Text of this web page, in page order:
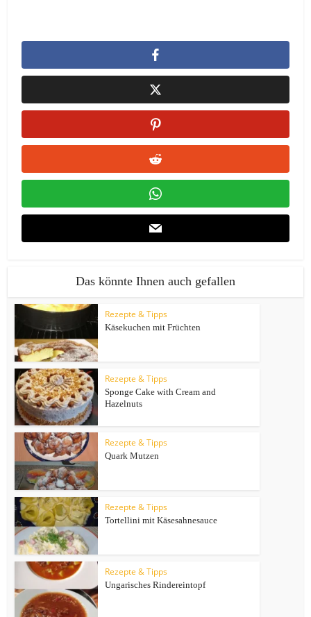
Das könnte Ihnen auch gefallen
Rezepte & Tipps
Käsekuchen mit Früchten
Rezepte & Tipps
Sponge Cake with Cream and
Hazelnuts
Rezepte & Tipps
Quark Mutzen
Rezepte & Tipps
Tortellini mit Käsesahnesauce
Rezepte & Tipps
Ungarisches Rindereintopf